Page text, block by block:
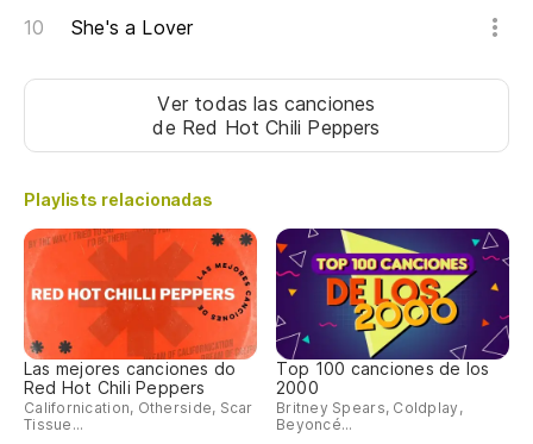
She's a Lover
Ver todas las canciones
de Red Hot Chili Peppers
Playlists relacionadas
Las mejores canciones do
Red Hot Chili Peppers
Californication, Otherside, Scar
Tissue...
Top 100 canciones de los
2000
Britney Spears, Coldplay,
Beyoncé...